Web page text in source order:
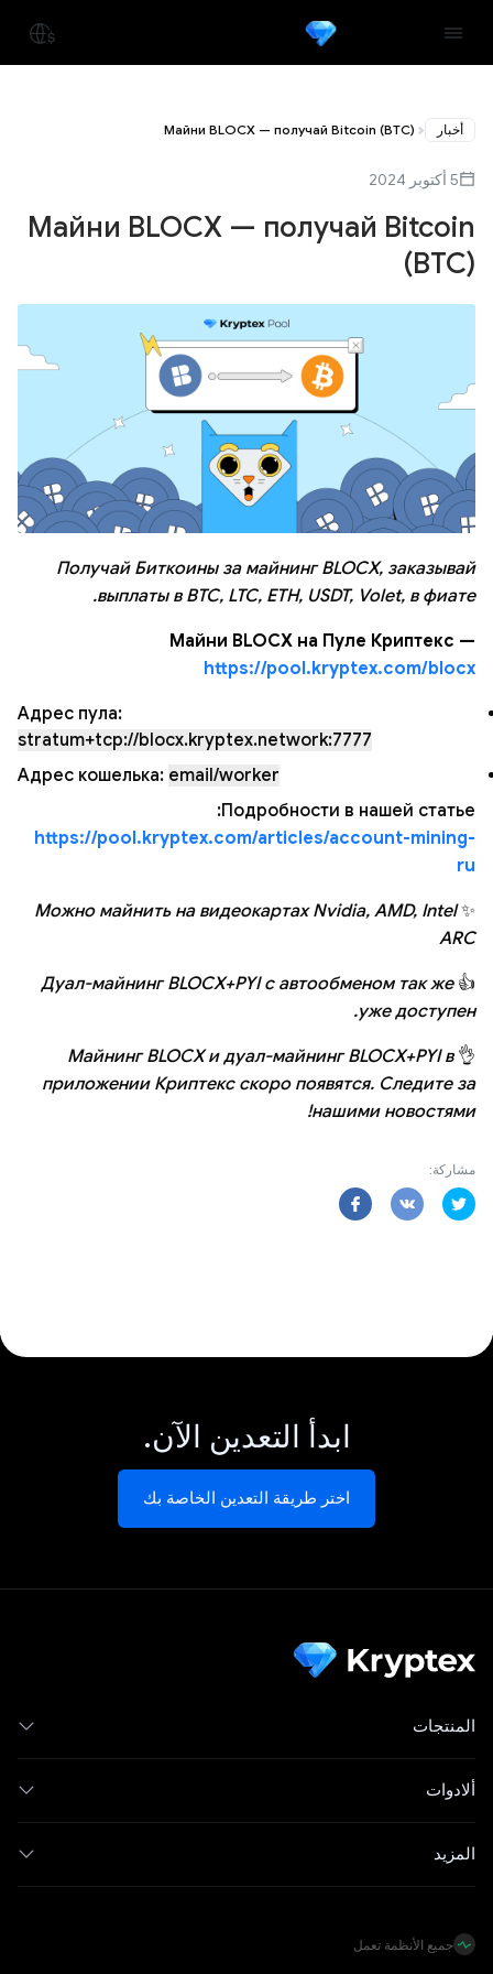
أخبار Майни BLOCX — получай Bitcoin (BTC)
5 أكتوبر 2024
Майни BLOCX — получай Bitcoin
(BTC)
Получай Биткоины за майнинг BLOCX, заказывай
выплаты в BTC, LTC, ETH, USDT, Volet, в фиате.
Майни BLOCX на Пуле Криптекс —
https://pool.kryptex.com/blocx
Адрес пула:
stratum+tcp://blocx.kryptex.network:7777
Адрес кошелька: email/worker
Подробности в нашей статье:
https://pool.kryptex.com/articles/account-mining-
ru
✨
Можно майнить на видеокартах Nvidia, AMD, Intel
ARC
👍
Дуал-майнинг BLOCX+PYI с автообменом так же
уже доступен.
👌
Майнинг BLOCX и дуал-майнинг BLOCX+PYI в
приложении Криптекс скоро появятся. Следите за
нашими новостями!
مشاركة:
ابدأ التعدين الآن.
اختر طريقة التعدين الخاصة بك
المنتجات
ألادوات
المزيد
جميع الأنظمة تعمل